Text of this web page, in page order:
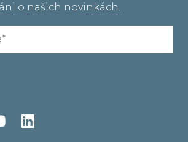
o našich novinkách.